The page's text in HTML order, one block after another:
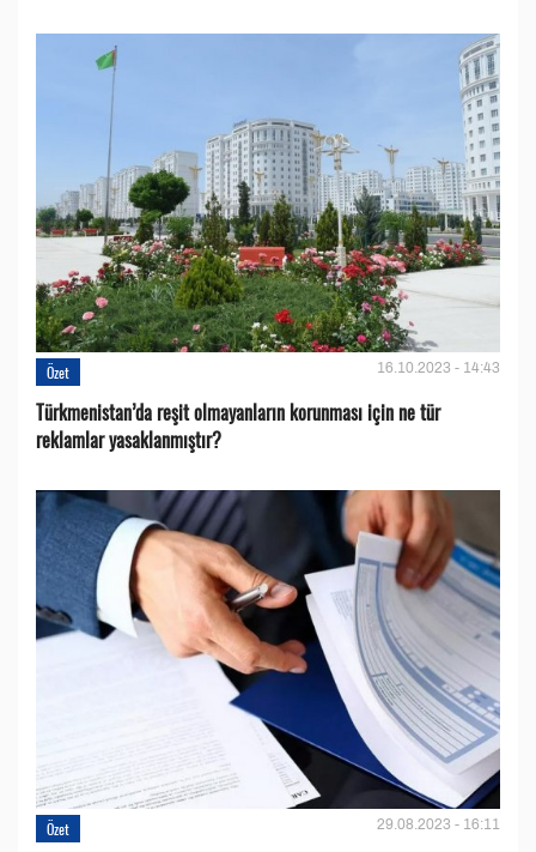
Özet 16.10.2023 - 14:43
Türkmenistan’da reşit olmayanların korunması için ne tür
reklamlar yasaklanmıştır?
Özet 29.08.2023 - 16:11